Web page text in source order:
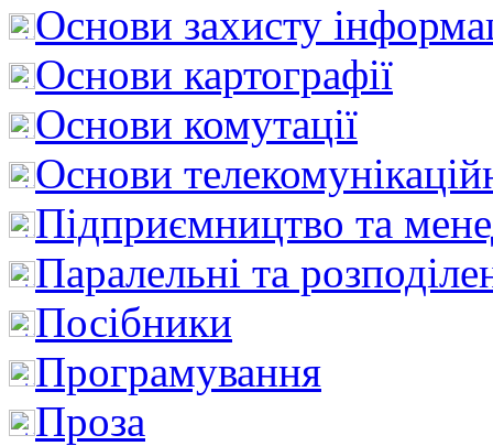
Основи захисту
Основи картографії
Основи комутації
Основи
Підприємництво та
Паралельні та
Посібники
Програмування
Проза